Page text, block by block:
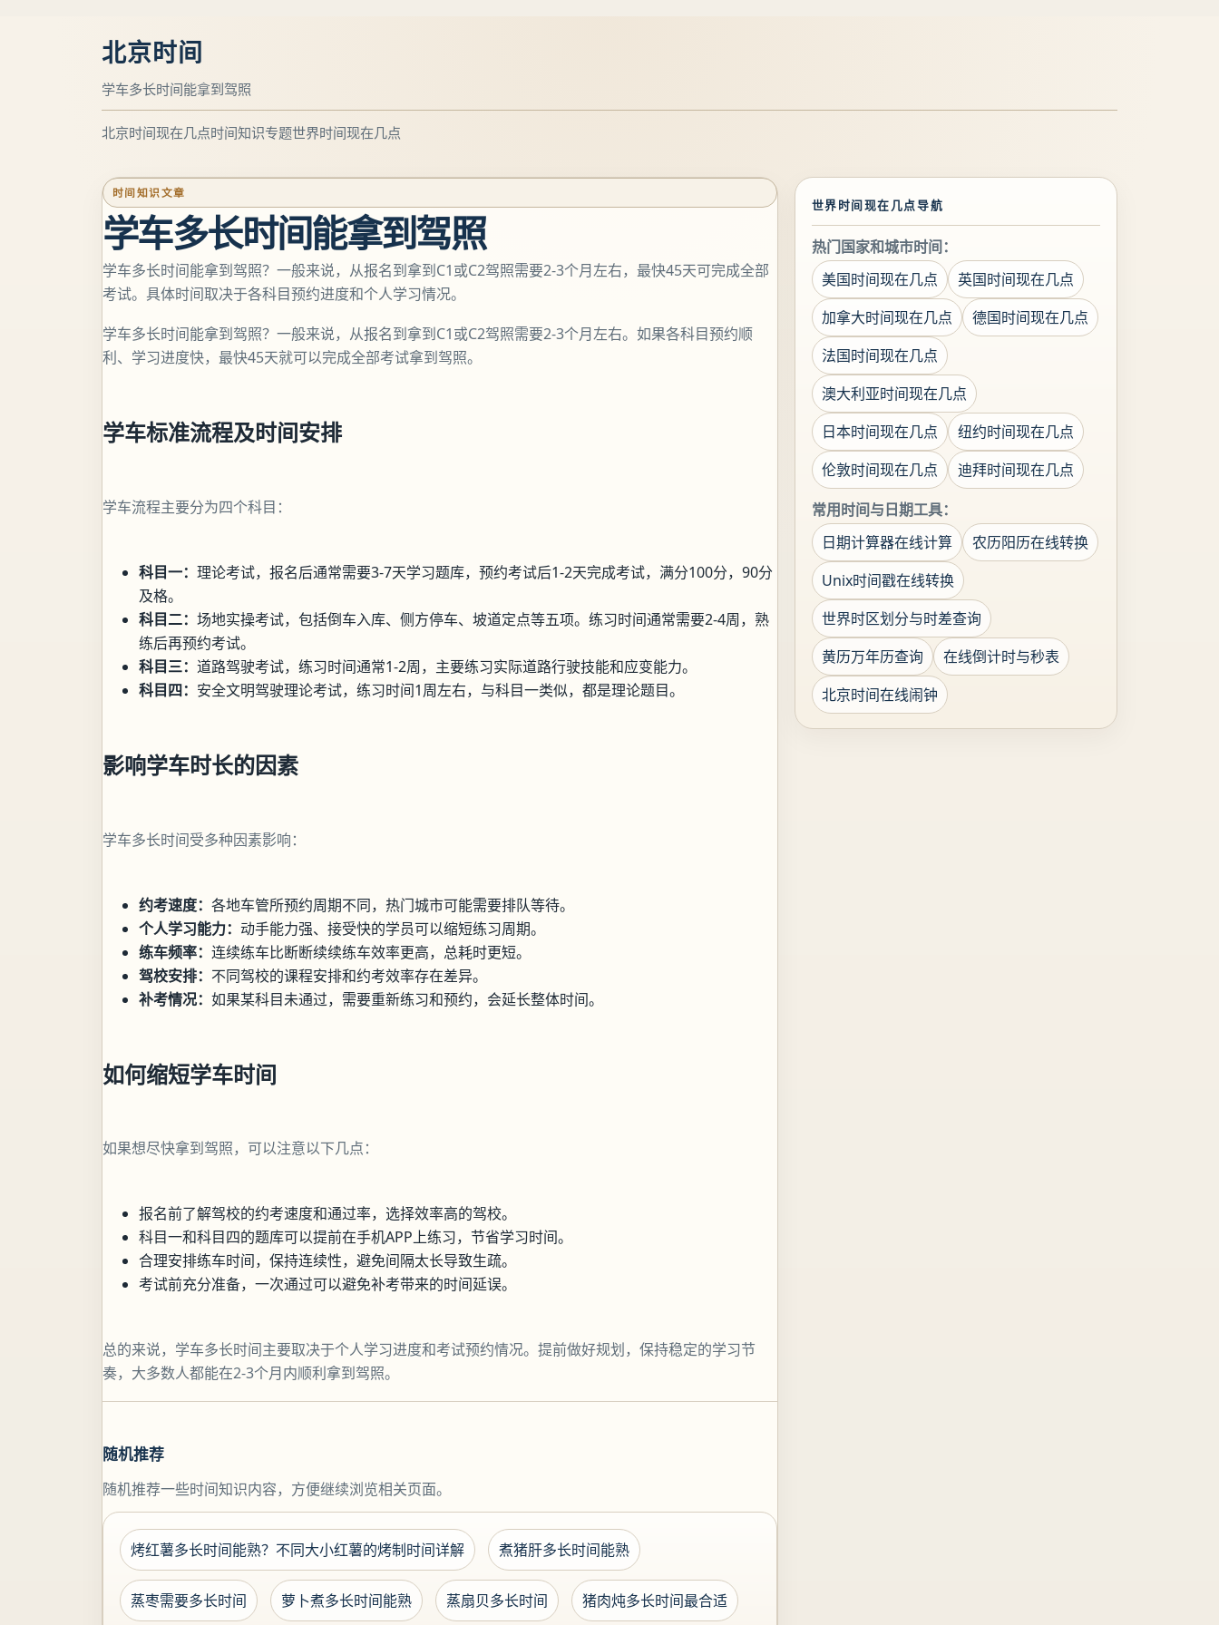
北京时间
学车多长时间能拿到驾照
北京时间现在几点时间知识专题世界时间现在几点
时间知识文章
学车多长时间能拿到驾照
学车多长时间能拿到驾照？一般来说，从报名到拿到C1或C2驾照需要2-3个月左右，最快45天可完成全部
考试。具体时间取决于各科目预约进度和个人学习情况。
学车多长时间能拿到驾照？一般来说，从报名到拿到C1或C2驾照需要2-3个月左右。如果各科目预约顺
利、学习进度快，最快45天就可以完成全部考试拿到驾照。
学车标准流程及时间安排
学车流程主要分为四个科目：
科目一： 理论考试，报名后通常需要3-7天学习题库，预约考试后1-2天完成考试，满分100分，90分
及格。
科目二： 场地实操考试，包括倒车入库、侧方停车、坡道定点等五项。练习时间通常需要2-4周，熟
练后再预约考试。
科目三： 道路驾驶考试，练习时间通常1-2周，主要练习实际道路行驶技能和应变能力。
科目四： 安全文明驾驶理论考试，练习时间1周左右，与科目一类似，都是理论题目。
影响学车时长的因素
学车多长时间受多种因素影响：
约考速度： 各地车管所预约周期不同，热门城市可能需要排队等待。
个人学习能力： 动手能力强、接受快的学员可以缩短练习周期。
练车频率： 连续练车比断断续续练车效率更高，总耗时更短。
驾校安排： 不同驾校的课程安排和约考效率存在差异。
补考情况： 如果某科目未通过，需要重新练习和预约，会延长整体时间。
如何缩短学车时间
如果想尽快拿到驾照，可以注意以下几点：
报名前了解驾校的约考速度和通过率，选择效率高的驾校。
科目一和科目四的题库可以提前在手机APP上练习，节省学习时间。
合理安排练车时间，保持连续性，避免间隔太长导致生疏。
考试前充分准备，一次通过可以避免补考带来的时间延误。
总的来说，学车多长时间主要取决于个人学习进度和考试预约情况。提前做好规划，保持稳定的学习节
奏，大多数人都能在2-3个月内顺利拿到驾照。
随机推荐
随机推荐一些时间知识内容，方便继续浏览相关页面。
烤红薯多长时间能熟？不同大小红薯的烤制时间详解 煮猪肝多长时间能熟
蒸枣需要多长时间 萝卜煮多长时间能熟 蒸扇贝多长时间 猪肉炖多长时间最合适
世界时间现在几点导航
热门国家和城市时间：
美国时间现在几点
英国时间现在几点
加拿大时间现在几点
德国时间现在几点
法国时间现在几点
澳大利亚时间现在几点
日本时间现在几点
纽约时间现在几点
伦敦时间现在几点
迪拜时间现在几点
常用时间与日期工具：
日期计算器在线计算
农历阳历在线转换
Unix时间戳在线转换
世界时区划分与时差查询
黄历万年历查询
在线倒计时与秒表
北京时间在线闹钟